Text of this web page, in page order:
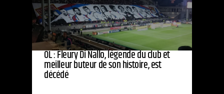
OL : Fleury Di Nallo, légende du club et
meilleur buteur de son histoire, est
décédé